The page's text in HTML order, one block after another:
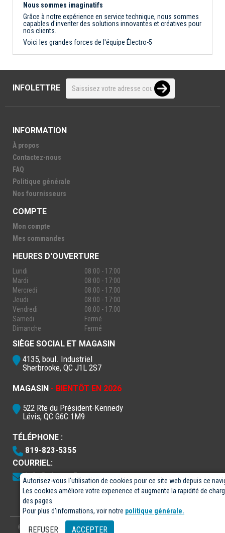
Autorisez-vous l'utilisation de cookies pour ce site web depuis ce
Les cookies améliore votre experience et augmente la rapidité de
des pages.
Pour plus d'informations, voir notre politique générale.
REFUSER ACCEPTER
Nous sommes imaginatifs
Grâce à notre expérience en service technique, nous sommes
capables d'inventer des solutions innovantes et créatives pour
nos clients.
Voici les grandes forces de l'équipe Électro-5
INFOLETTRE
INFORMATION
À propos
Contactez-nous
FAQ
Politique générale
Nos fournisseurs
© 2026- Électro-5 inc.
COMPTE
Mon compte
Mes commandes
HEURES D'OUVERTURE
Lundi
08:00 - 17:00
Mardi
08:00 - 17:00
Mercredi
08:00 - 17:00
Jeudi
08:00 - 17:00
Vendredi
08:00 - 17:00
Samedi
Fermé
Dimanche
Fermé
SIÈGE SOCIAL ET MAGASIN
4135, boul. Industriel
Sherbrooke, QC J1L 2S7
MAGASIN - BIENTÔT EN 2026
522 Rte du Président-Kennedy
Lévis, QC G6C 1M9
TÉLÉPHONE :
819-823-5355
COURRIEL:
info@electro5.com